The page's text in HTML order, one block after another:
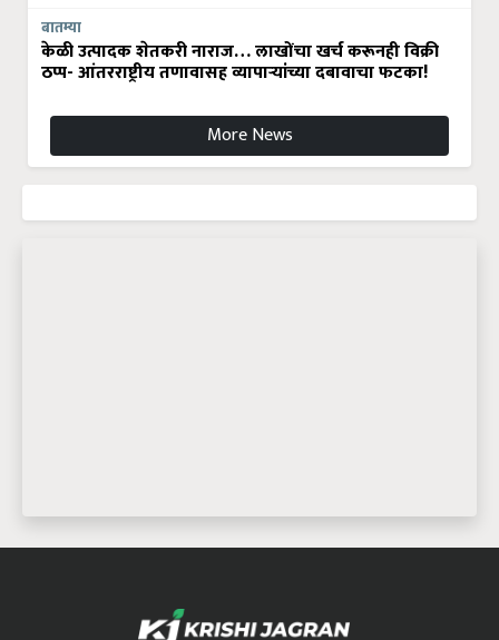
बातम्या
केळी उत्पादक शेतकरी नाराज… लाखोंचा खर्च करूनही विक्री
ठप्प- आंतरराष्ट्रीय तणावासह व्यापाऱ्यांच्या दबावाचा फटका!
More News